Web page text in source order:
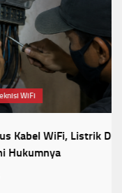
Listrik Diduga